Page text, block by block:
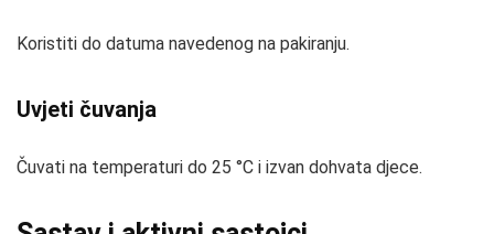
Koristiti do datuma navedenog na pakiranju.
Uvjeti čuvanja
Čuvati na temperaturi do 25 °C i izvan dohvata djece.